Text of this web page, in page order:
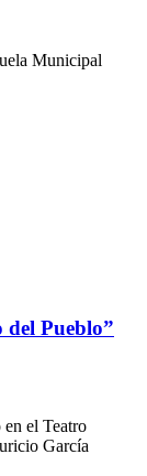
Municipal
del Pueblo”
en el Teatro
García